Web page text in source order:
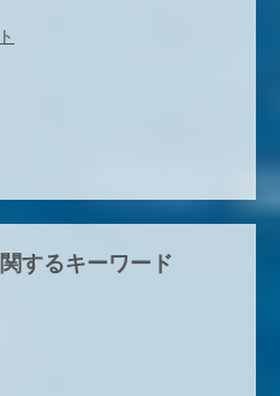
するキーワード